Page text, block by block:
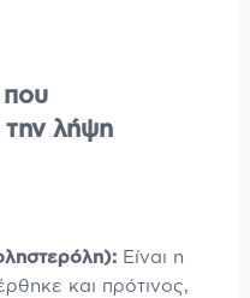
που
την λήψη
Είναι η
και πρότινος,